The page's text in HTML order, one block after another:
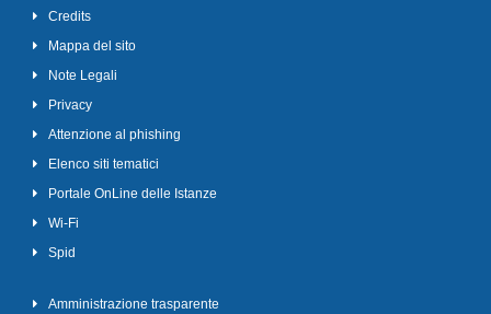
Credits
Mappa del sito
Note Legali
Privacy
Attenzione al phishing
Elenco siti tematici
Portale OnLine delle Istanze
Wi-Fi
Spid
Amministrazione trasparente